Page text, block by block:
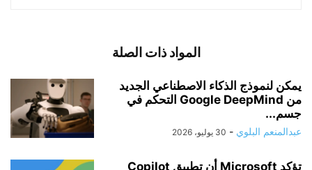
المواد ذات الصلة
يمكن لنموذج الذكاء الاصطناعي الجديد
من Google DeepMind التحكم في
جسم...
عبدالمنعم البلوي - 30 يوليو، 2026
تؤكد Microsoft أن تطبيق Copilot